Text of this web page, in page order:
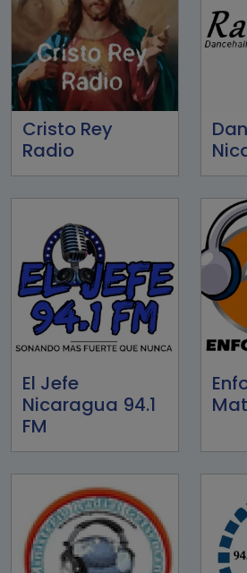
Cristo Rey
Radio
El Jefe
Nicaragua 94.1
FM